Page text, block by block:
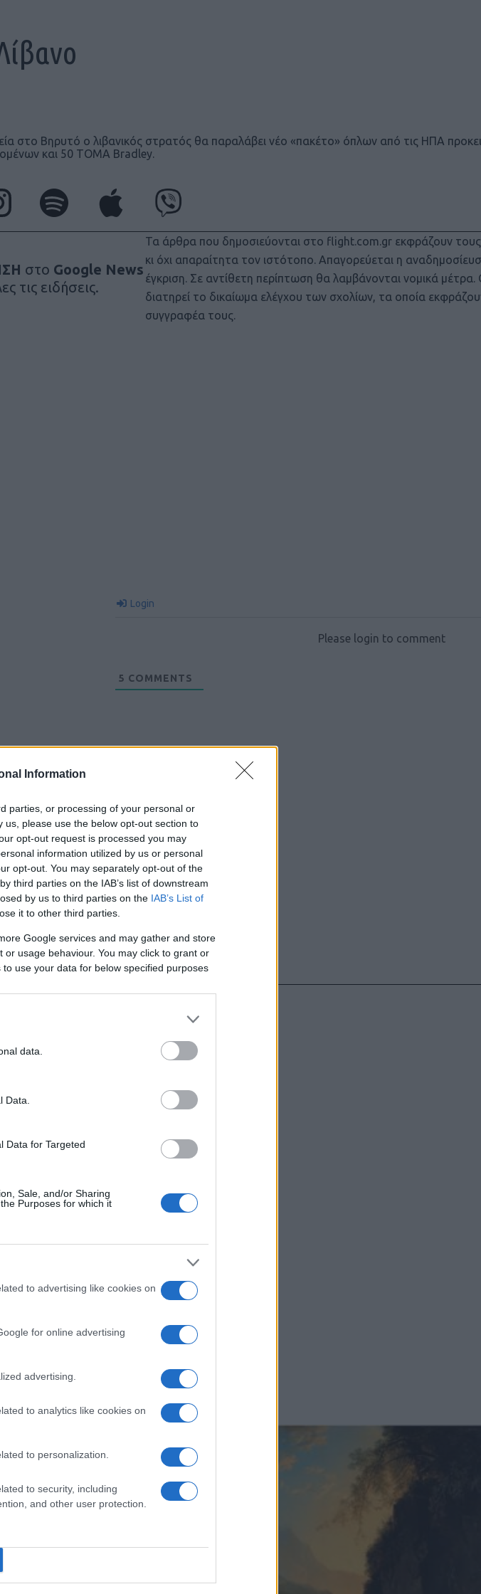
Information
parties, or processing of your personal or
please use the below opt-out section to
opt-out request is processed you may
information utilized by us or personal
opt-out. You may separately opt-out of the
third parties on the IAB’s list of downstream
by us to third parties on the IAB’s List of
it to other third parties.
Google services and may gather and store
usage behaviour. You may click to grant or
use your data for below specified purposes
data.
Data.
Data for Targeted
Sale, and/or Sharing
Purposes for which it
to advertising like cookies on
for online advertising
advertising.
to analytics like cookies on
to personalization.
to security, including
and other user protection.
στο Βηρυτό ο λιβανικός στρατός θα παραλάβει νέο «πακέτο» όπλων από τις ΗΠΑ
και 50 TOMA Bradley.
στο Google News
τις ειδήσεις.
Τα άρθρα που δημοσιεύονται στο flight.com.gr εκφράζουν
κι όχι απαραίτητα τον ιστότοπο. Απαγορεύεται η
έγκριση. Σε αντίθετη περίπτωση θα λαμβάνονται νομικά
διατηρεί το δικαίωμα ελέγχου των σχολίων, τα οποία
συγγραφέα τους.
Login
Please login to comment
5 COMMENTS